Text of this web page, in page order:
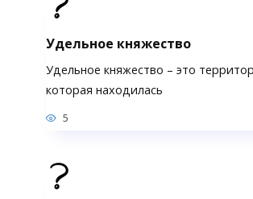
Удельное княжество
Удельное княжество – это
которая находилась
5